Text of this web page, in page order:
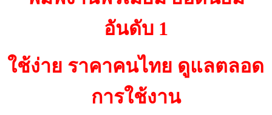
อันดับ 1
ใช้ง่าย ราคาคนไทย ดูแลตลอด
การใช้งาน